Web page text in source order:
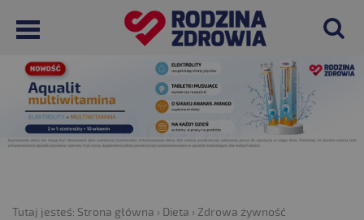
Tutaj jesteś: Strona główna › Dieta › Zdrowa żywność